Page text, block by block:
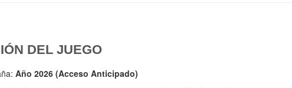
DEL JUEGO
Año 2026 (Acceso Anticipado)